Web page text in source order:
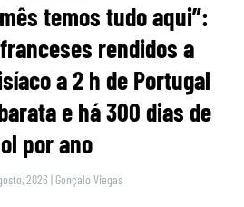
temos tudo aqui”:
rendidos a
a 2 h de Portugal
e há 300 dias de
por ano
2026 | Gonçalo Viegas